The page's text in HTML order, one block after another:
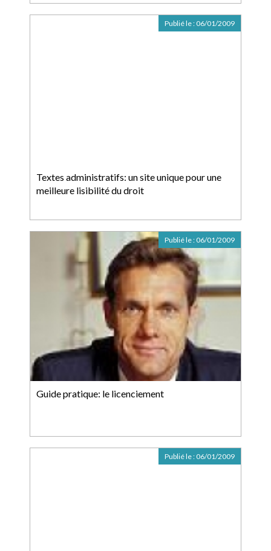
Textes administratifs: un site unique pour une
meilleure lisibilité du droit
Publié le : 06/01/2009
Guide pratique: le licenciement
Publié le : 06/01/2009
Publié le : 06/01/2009